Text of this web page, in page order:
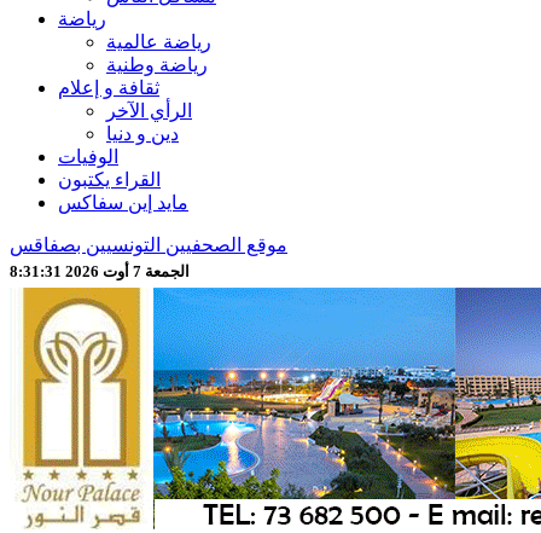
رياضة
رياضة عالمية
رياضة وطنية
ثقافة و إعلام
الرأي الآخر
دين و دنيا
الوفيات
القراء يكتبون
مايد إين سفاكس
موقع الصحفيين التونسيين بصفاقس
الجمعة 7 أوت 2026 8:31:33